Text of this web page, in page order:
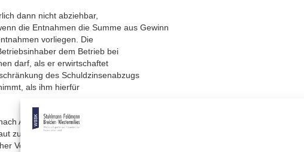
dann nicht abziehbar,
die Entnahmen die Summe aus Gewinn
vorliegen. Die
dem Betrieb bei
darf, als er erwirtschaftet
des Schuldzinsenabzugs
als ihm hierfür
Auffassung des Bundesfinanzhofs
zu weit geraten, weil bei ihrer
Verlust ohne jede Entnahme